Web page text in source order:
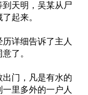
天明，吴某从尸
起来。
详细告诉了主人
了。
门，凡是有水的
里多外的一户人